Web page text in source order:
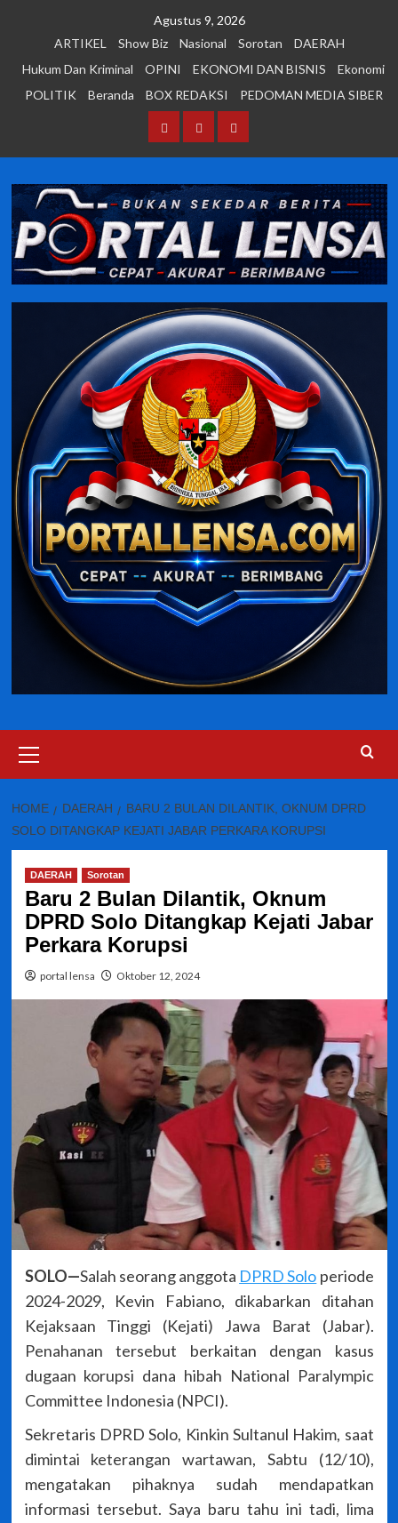
Agustus 9, 2026
ARTIKEL
Show Biz Nasional Sorotan
DAERAH
Hukum Dan Kriminal
OPINI EKONOMI DAN BISNIS
Ekonomi
POLITIK
Beranda BOX REDAKSI PEDOMAN MEDIA SIBER
BerandaBOX PEDOMAN
SIBER
Menu
HOME DAERAH
BARU 2 BULAN DILANTIK, OKNUM DPRD
SOLO DITANGKAP KEJATI JABAR PERKARA KORUPSI
DAERAH Sorotan
Baru 2 Bulan Dilantik, Oknum
DPRD Solo Ditangkap Kejati Jabar
Perkara Korupsi
portal lensa Oktober 12, 2024
SOLO—Salah seorang anggota DPRD Solo periode
2024-2029, Kevin Fabiano, dikabarkan ditahan
Kejaksaan Tinggi (Kejati) Jawa Barat (Jabar).
Penahanan tersebut berkaitan dengan kasus
dugaan korupsi dana hibah National Paralympic
Committee Indonesia (NPCI).
Sekretaris DPRD Solo, Kinkin Sultanul Hakim, saat
dimintai keterangan wartawan, Sabtu (12/10),
mengatakan pihaknya sudah mendapatkan
informasi tersebut. Saya baru tahu ini tadi, lima